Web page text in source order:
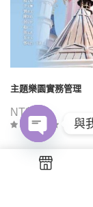
主題樂園實務管理
NT$ 480
與
chaty